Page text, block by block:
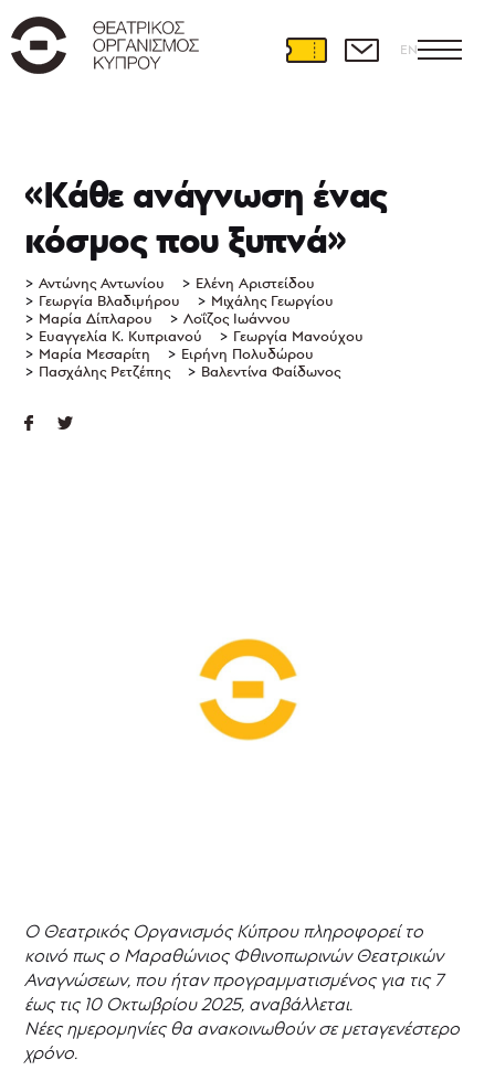
EN
«Κάθε ανάγνωση ένας
κόσμος που ξυπνά»
Αντώνης Αντωνίου
Ελένη Αριστείδου
Γεωργία Βλαδιμήρου
Μιχάλης Γεωργίου
Μαρία Δίπλαρου
Λοΐζος Ιωάννου
Ευαγγελία Κ. Κυπριανού
Γεωργία Μανούχου
Μαρία Μεσαρίτη
Ειρήνη Πολυδώρου
Πασχάλης Ρετζέπης
Βαλεντίνα Φαίδωνος
Ο Θεατρικός Οργανισμός Κύπρου πληροφορεί το
κοινό πως ο Μαραθώνιος Φθινοπωρινών Θεατρικών
Αναγνώσεων, που ήταν προγραμματισμένος για τις 7
έως τις 10 Οκτωβρίου 2025, αναβάλλεται.
Νέες ημερομηνίες θα ανακοινωθούν σε μεταγενέστερο
χρόνο.
Διεθνείς
συνεργασίες
Θέατρο
και
Εκπαίδευση
Εκπαιδευτικά
προγράμματα
Ερασιτεχνικό
Θεατρική
Μιχάλης
Γεωργίου
Μαρία
Δίπλαρου
Λοΐζος
Ιωάννου